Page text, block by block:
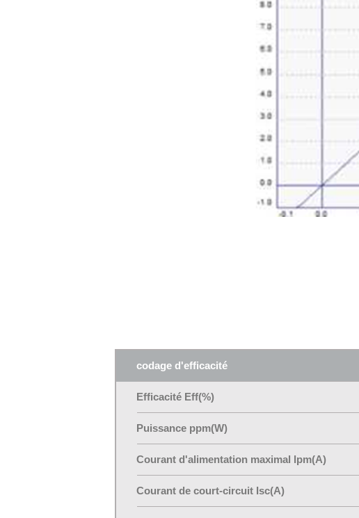
codage d'efficacité
Efficacité Eff(%)
Puissance ppm(W)
Courant d'alimentation maximal lpm(A)
Courant de court-circuit Isc(A)